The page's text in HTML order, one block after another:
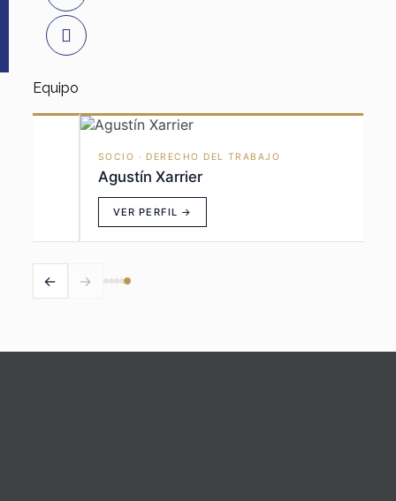
Equipo
· DERECHO DEL TRABAJO
Xarrier
← →